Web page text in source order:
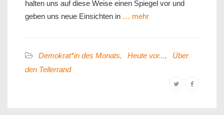
halten uns auf diese Weise einen Spiegel vor und
geben uns neue Einsichten in … mehr
Demokrat*in des Monats, Heute vor...,
Über
den Tellerrand